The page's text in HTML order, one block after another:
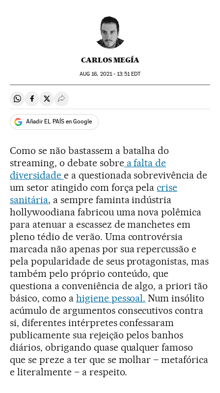
CARLOS MEGÍA
AUG 16, 2021 - 13:51EDT
Compartir en Whatsapp
Compartir en Facebook
Compartir en Twitter
Desplegar Redes Sociales
Añadir EL PAÍS en Google
Como se não bastassem a batalha do
streaming, o debate sobrea falta de
diversidade e a questionada sobrevivência de
um setor atingido com força pelacrise
sanitária, a sempre faminta indústria
hollywoodiana fabricou uma nova polêmica
para atenuar a escassez de manchetes em
pleno tédio de verão. Uma controvérsia
marcada não apenas por sua repercussão e
pela popularidade de seus protagonistas, mas
também pelo próprio conteúdo, que
questiona a conveniência de algo, a priori tão
básico, como a higiene pessoal. Num insólito
acúmulo de argumentos consecutivos contra
si, diferentes intérpretes confessaram
publicamente sua rejeição pelos banhos
diários, obrigando quase qualquer famoso
que se preze a ter que se molhar – metafórica
e literalmente – a respeito.